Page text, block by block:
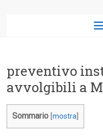
preventivo
avvolgibili a
Sommario [mostra